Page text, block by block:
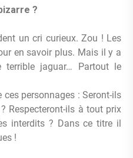
?
un cri curieux. Zou ! Les
en savoir plus. Mais il y a
terrible jaguar… Partout le
personnages : Seront-ils
Respecteront-ils à tout prix
interdits ? Dans ce titre il
!